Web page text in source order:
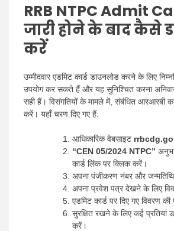
RRB NTPC Admit
जारी होने के बाद कैसे
करें
उम्मीदवार एडमिट कार्ड डाउनलोड करने के लिए
उपयोग कर सकते हैं और यह सुनिश्चित करना
सही हैं। विसंगतियों के मामले में, संबंधित आरआरबी
करें। यहाँ चरण दिए गए हैं:
आधिकारिक वेबसाइट
“CEN 05/2024 NTPC”
कार्ड लिंक पर क्लिक करें।
अपना पंजीकरण नंबर और
अपना प्रवेश पत्र देखने के लिए
एडमिट कार्ड पर दिए गए विवरण की
सुरक्षित रखने के लिए कई प्रतियां
करें।